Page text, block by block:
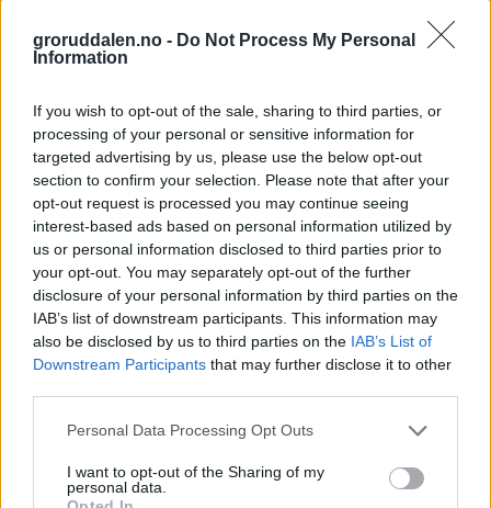
groruddalen.no - Do Not Process My Personal
Information
If you wish to opt-out of the sale, sharing to third parties, or
processing of your personal or sensitive information for
targeted advertising by us, please use the below opt-out
section to confirm your selection. Please note that after your
opt-out request is processed you may continue seeing
interest-based ads based on personal information utilized by
us or personal information disclosed to third parties prior to
your opt-out. You may separately opt-out of the further
disclosure of your personal information by third parties on the
IAB’s list of downstream participants. This information may
also be disclosed by us to third parties on the IAB’s List of
Downstream Participants that may further disclose it to other
Personal Data Processing Opt Outs
I want to opt-out of the Sharing of my
personal data.
peker på tre punkter som avgjørende for hvorfor skytebanen
ikke bør få «ja».
oppvekstområde. Det anslås at det vil gå mellom 400.000 og
800.000 skudd i året på skytebanen, opp mot 2200 skudd pr. dag.
Selv med støyvoll frykter velforeningen at det vil høres godt,
inkludert hjemme hos folk.
Punkt to: naturmangfoldet. Det finnes fredede naturtyper, hekkende
fugler og flere rødlistede arter i området der banen planlegges.
Til sist: Oslomarka. Deler av den planlagte skytebanen vil nemlig
ligge innenfor markagrensa. Gjelleråsmarka er den minste av
områdene i Oslomarka og vil bli ytterligere innskrenket.
Fakkeltoget går mandag 15. april klokka 17.30 fra Marja Olsens
vei ved Gamle Trondheimsvei. Fakkeltoget vil gå gjennom skogen til
det planlagte byggeområdet på Lahaugmoen, der det blir holdt
appeller. Om ønskelig, kan du møte opp direkte der.
Gjelleråsen
Skytebane